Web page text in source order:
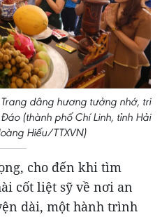
dâng hương tưởng nhớ, tri
(thành phố Chí Linh, tỉnh Hải
Hiếu/TTXVN)
cho đến khi tìm
cốt liệt sỹ về nơi an
dài, một hành trình